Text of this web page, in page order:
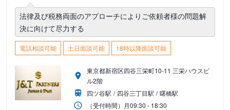
法律及び税務両面のアプローチによりご依頼者様の問題解
決に向けて尽力する
電話相談可能 土日面談可能 18時以降面談可能
東京都新宿区四谷三栄町10-11 三栄ハウスビ
ル2階
四ツ谷駅
四谷三丁目駅
曙橋駅
（受付時間） 月09:30 - 18:30